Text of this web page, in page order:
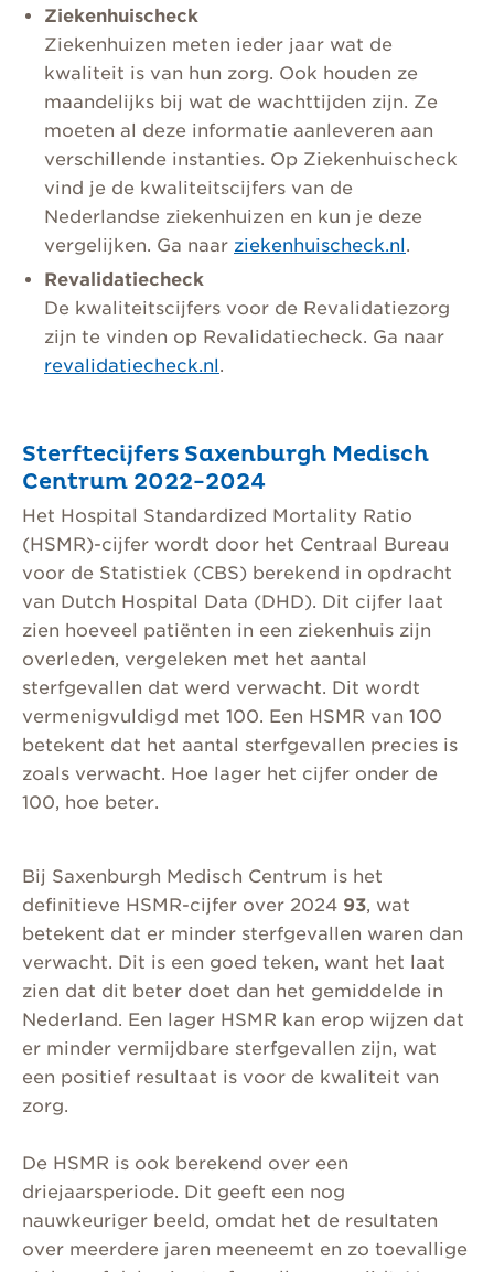
Ziekenhuischeck
Ziekenhuizen meten ieder jaar wat de
kwaliteit is van hun zorg. Ook houden ze
maandelijks bij wat de wachttijden zijn. Ze
moeten al deze informatie aanleveren aan
verschillende instanties. Op Ziekenhuischeck
vind je de kwaliteitscijfers van de
Nederlandse ziekenhuizen en kun je deze
vergelijken. Ga naar ziekenhuischeck.nl.
Revalidatiecheck
De kwaliteitscijfers voor de Revalidatiezorg
zijn te vinden op Revalidatiecheck. Ga naar
revalidatiecheck.nl.
Sterftecijfers Saxenburgh Medisch
Centrum 2022-2024
Het Hospital Standardized Mortality Ratio
(HSMR)-cijfer wordt door het Centraal Bureau
voor de Statistiek (CBS) berekend in opdracht
van Dutch Hospital Data (DHD). Dit cijfer laat
zien hoeveel patiënten in een ziekenhuis zijn
overleden, vergeleken met het aantal
sterfgevallen dat werd verwacht. Dit wordt
vermenigvuldigd met 100. Een HSMR van 100
betekent dat het aantal sterfgevallen precies is
zoals verwacht. Hoe lager het cijfer onder de
100, hoe beter.
Bij Saxenburgh Medisch Centrum is het
definitieve HSMR-cijfer over 2024 93, wat
betekent dat er minder sterfgevallen waren dan
verwacht. Dit is een goed teken, want het laat
zien dat dit beter doet dan het gemiddelde in
Nederland. Een lager HSMR kan erop wijzen dat
er minder vermijdbare sterfgevallen zijn, wat
een positief resultaat is voor de kwaliteit van
zorg.
De HSMR is ook berekend over een
driejaarsperiode. Dit geeft een nog
nauwkeuriger beeld, omdat het de resultaten
over meerdere jaren meeneemt en zo toevallige